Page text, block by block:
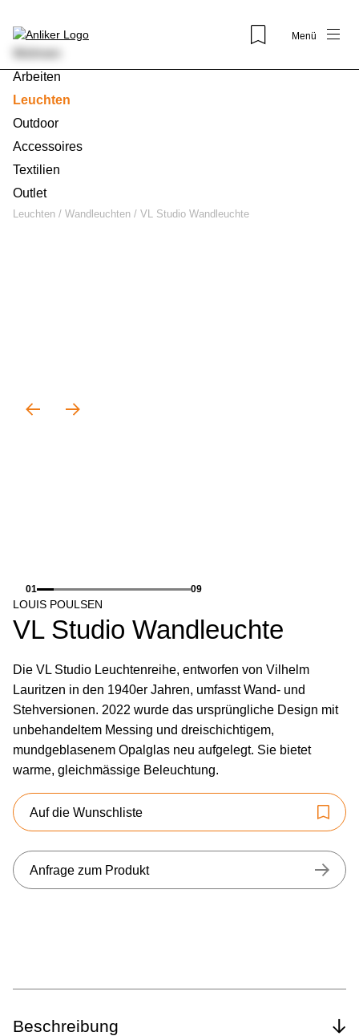
Menü
Arbeiten
Leuchten
Outdoor
Accessoires
Textilien
Outlet
Leuchten / Wandleuchten / VL Studio Wandleuchte
01 09
LOUIS POULSEN
VL Studio Wandleuchte
Die VL Studio Leuchtenreihe, entworfen von Vilhelm
Lauritzen in den 1940er Jahren, umfasst Wand- und
Stehversionen. 2022 wurde das ursprüngliche Design mit
unbehandeltem Messing und dreischichtigem,
mundgeblasenem Opalglas neu aufgelegt. Sie bietet
warme, gleichmässige Beleuchtung.
Auf die Wunschliste
Anfrage zum Produkt
Beschreibung